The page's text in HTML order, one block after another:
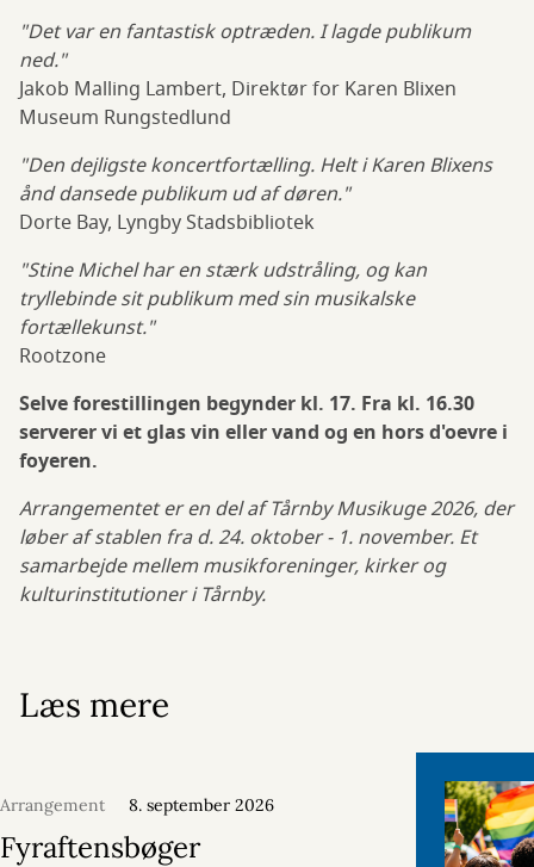
"Det var en fantastisk optræden. I lagde publikum
ned."
Jakob Malling Lambert, Direktør for Karen Blixen
Museum Rungstedlund
"Den dejligste koncertfortælling. Helt i Karen Blixens
ånd dansede publikum ud af døren."
Dorte Bay, Lyngby Stadsbibliotek
"Stine Michel har en stærk udstråling, og kan
tryllebinde sit publikum med sin musikalske
fortællekunst."
Rootzone
Selve forestillingen begynder kl. 17. Fra kl. 16.30
serverer vi et glas vin eller vand og en hors d'oevre i
foyeren.
Arrangementet er en del af Tårnby Musikuge 2026, der
løber af stablen fra d. 24. oktober - 1. november. Et
samarbejde mellem musikforeninger, kirker og
kulturinstitutioner i Tårnby.
Læs mere
Arrangement 8. september 2026
Fyraftensbøger